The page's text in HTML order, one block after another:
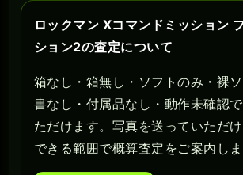
ロックマン Xコマンドミッション
ション2の査定について
箱なし・箱無し・ソフトのみ・裸
書なし・付属品なし・動作未確認
ただけます。写真を送っていただ
できる範囲で概算査定をご案内しま